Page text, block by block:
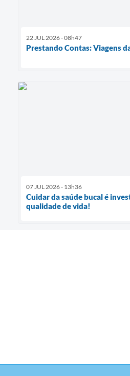
22 JUL 2026 - 08h47
Prestando Contas: Viagens
07 JUL 2026 - 13h36
Cuidar da saúde bucal é
qualidade de vida!